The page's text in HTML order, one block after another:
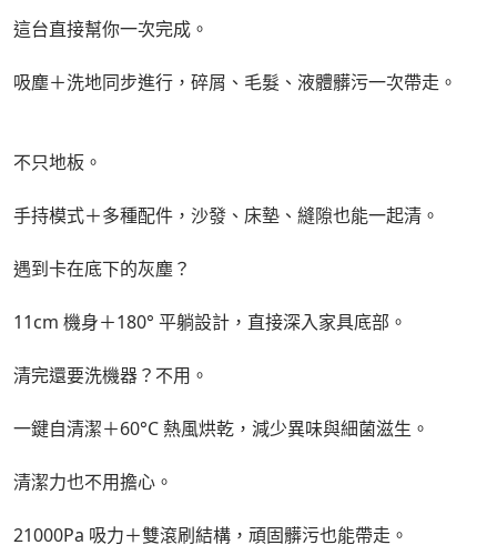
這台直接幫你一次完成。
吸塵＋洗地同步進行，碎屑、毛髮、液體髒污一次帶走。
不只地板。
手持模式＋多種配件，沙發、床墊、縫隙也能一起清。
遇到卡在底下的灰塵？
11cm 機身＋180° 平躺設計，直接深入家具底部。
清完還要洗機器？不用。
一鍵自清潔＋60°C 熱風烘乾，減少異味與細菌滋生。
清潔力也不用擔心。
21000Pa 吸力＋雙滾刷結構，頑固髒污也能帶走。